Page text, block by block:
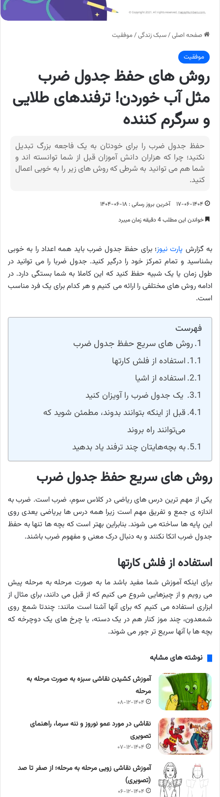
صفحه اصلی/سبک زندگی/موفقیت
موفقیت
روش های حفظ جدول ضرب
مثل آب خوردن! ترفندهای طلایی
و سرگرم کننده
حفظ جدول ضرب را برای خودتان به یک فاجعه بزرگ تبدیل
نکنید؛ چرا که هزاران دانش آموزان قبل از شما توانسته اند و
شما هم می توانید به شرطی که روش های زیر را به خوبی اعمال
کنید.
۱۷-۰۶-۱۴۰۴
آخرین بروز رسانی : ۱۸-۰۶-۱۴۰۴
خواندن این مطلب 4 دقیقه زمان میبرد
به گزارش پارت نیوز؛ برای حفظ جدول ضرب باید همه اعداد را به خوبی
بشناسید و تمام تمرکز خود را درگیر کنید. جدول ضربا را می توانید در
طول زمان یا یک شبیه حفظ کنید که این کاملا به شما بستگی دارد. در
ادامه روش های مختلفی را ارائه می کنیم و هر کدام برای یک فرد مناسب
است.
فهرست
روش های سریع حفظ جدول ضرب
استفاده از فلش کارتها
استفاده از اشیا
یک جدول ضرب را آویزان کنید
قبل از اینکه بتوانند بدوند، مطمئن شوید که
می‌توانند راه بروند
به بچه‌هایتان چند ترفند یاد بدهید
روش های سریع حفظ جدول ضرب
یکی از مهم ترین درس های ریاضی در کلاس سوم، ضرب است. ضرب به
اندازه ی جمع و تفریق مهم است زیرا همه درس ها یریاضی یعدی روی
این پایه ها ساخته می شوند. بنابراین بهتر است که بچه ها تنها به حفظ
جدول ضرب اتکا نکنند و به دنبال درک معنی و مفهوم ضرب باشند.
استفاده از فلش کارتها
برای اینکه آموزش شما مفید باشد ما به صورت مرحله به مرحله پیش
می رویم و از چیزهایی شروع می کنیم که از قبل می دانند، برای مثال از
ابزاری استفاده می کنیم که برای آنها آشنا است مانند: چندتا شمع روی
شمعدون، چند موز کنار هم در یک دسته، یا چرخ های یک دوچرخه که
بچه ها با آنها سریع تر جور می شوند.
نوشته های مشابه
آموزش کشیدن نقاشی سبزه به صورت مرحله به
مرحله
۰۸-۱۲-۱۴۰۴
نقاشی در مورد عمو نوروز و ننه سرما، راهنمای
تصویری
۰۷-۱۲-۱۴۰۴
آموزش نقاشی زویی مرحله به مرحله؛ از صفر تا صد
(تصویری)
۰۶-۱۲-۱۴۰۴